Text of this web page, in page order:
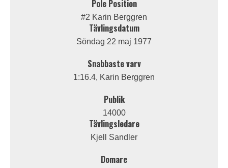
Pole Position
#2 Karin Berggren
Tävlingsdatum
Söndag 22 maj 1977
Snabbaste varv
1:16.4, Karin Berggren
Publik
14000
Tävlingsledare
Kjell Sandler
Domare